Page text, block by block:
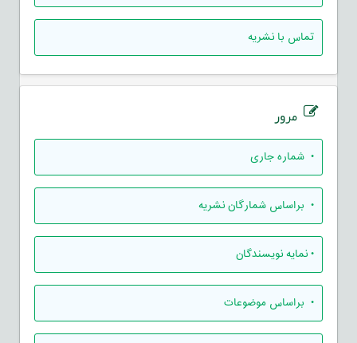
تماس با نشریه
مرور
• شماره جاری
• براساس شمارگان نشریه
•نمایه نویسندگان
• براساس موضوعات